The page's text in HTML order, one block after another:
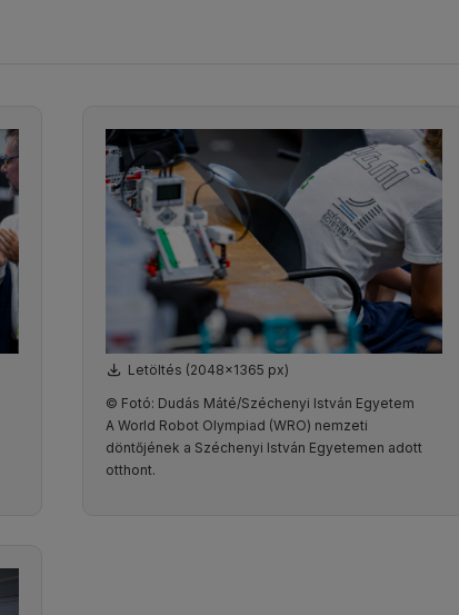
Letöltés (2048x1365 px)
© Fotó: Dudás Máté/Széchenyi István Egyetem
A World Robot Olympiad (WRO) nemzeti
döntőjének a Széchenyi István Egyetemen adott
otthont.